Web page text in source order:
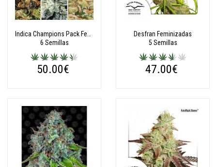
6 Semillas
50.00€
Desfran Feminizadas
5 Semillas
47.00€